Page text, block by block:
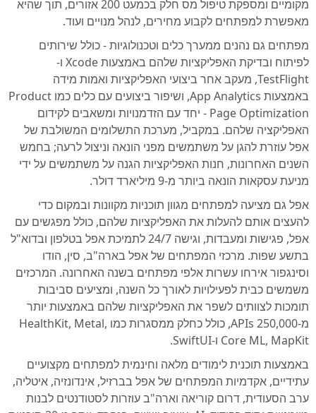
מקומיים ומספקת טיפול מס חלק בכמעט 200 אזורים, תוך שהיא
מאפשרת למפתחים לקבוע מחירים, לנהל מנויים ועוד.
מפתחים גם נהנים ממערך כלים וטכנולוגיות - כולל שירותים
לפיתוח ובדיקת האפליקציות שלהם באמצעות Xcode ו-
TestFlight, מעקב אחר ביצועי האפליקציות ואמות מידה
באמצעות App Analytics, ושיפור ביצועים עם כלים כמו Product
Page Optimization - יחד עם הזדמנויות ומשאבים לקידום
האפליקציה שלהם. במקביל, מערכת התשלומים המשולבת של
אפל עוזרת להגן על משתמשים מפני הונאה וניצול לרעה; בחמש
השנים האחרונות, חנות האפליקציות הגנה על משתמשים על ידי
מניעת עסקאות הונאה ביותר מ-9 מיליארד דולר.
אפל גם מציעה למפתחים מגוון תוכניות מקוונות ובמקום כדי
להעצים אותם להעלות את האפליקציות שלהם, כולל מפגשים עם
אפל, פגישות ומעבדות, וגישה 24/7 לתמיכת אפל בטלפון ובדוא"ל
בתשע שפות. מרכזי המפתחים של אפל בארה"ב, סין, הודו
וסינגפור אירחו עשרות אלפי מפתחים בשנה האחרונה. המרכזים
משמשים כבית לפעילויות לאורך כל השנה, ומציעים סביבות
תומכות לצוותים לשפר את האפליקציות שלהם באמצעות יותר
מ-250,000 APIs, כולל כחלק ממסגרות כמו HealthKit, Metal,
Core ML, MapKit ו-SwiftUI.
באמצעות תוכנית לימודים מלאה וחינמית למפתחים מקצועיים
עתידיים, אקדמיות המפתחים של אפל בברזיל, אינדונזיה, איטליה,
ערב הסעודית, דרום קוריאה וארה"ב עוזרות לסטודנטים לבנות